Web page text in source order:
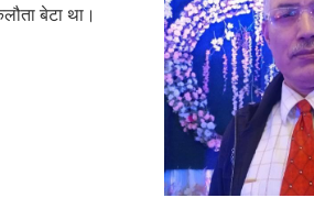
बेटा था।